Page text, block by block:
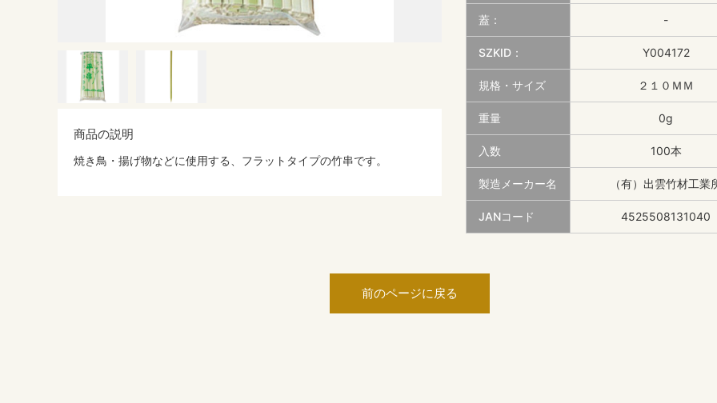
商品の説明
焼き鳥・揚げ物などに使用する、フラットタイプの竹串です。
蓋： -
SZKID： Y004172
規格・サイズ ２１０ＭＭ
重量 0g
入数 100本
製造メーカー名 （有）出雲竹材工業
JANコード 4525508131040
前のページに戻る